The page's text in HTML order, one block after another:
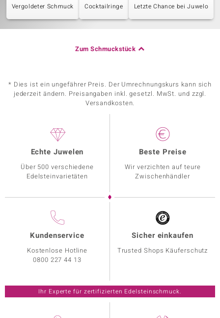
Vergoldeter Schmuck Cocktailringe Letzte Chance bei Juwelo
Zum Schmuckstück
* Dies ist ein ungefährer Preis. Der Umrechnungskurs kann sich
jederzeit ändern. Preisangaben inkl. gesetzl. MwSt. und zzgl.
Versandkosten.
Echte Juwelen
Über 500 verschiedene
Edelsteinvarietäten
Beste Preise
Wir verzichten auf teure
Zwischenhändler
Kundenservice
Kostenlose Hotline
0800 227 44 13
Sicher einkaufen
Trusted Shops Käuferschutz
Ihr Experte für zertifizierten Edelsteinschmuck.